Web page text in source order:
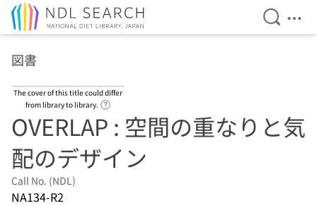
Open
図書
The cover of this title could differ
from library to library.
OVERLAP : 空間の重なりと気
配のデザイン
Call No. (NDL)
NA134-R2